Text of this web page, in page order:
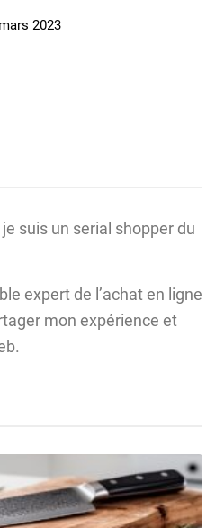
2023
suis un serial shopper du
expert de l’achat en ligne
mon expérience et